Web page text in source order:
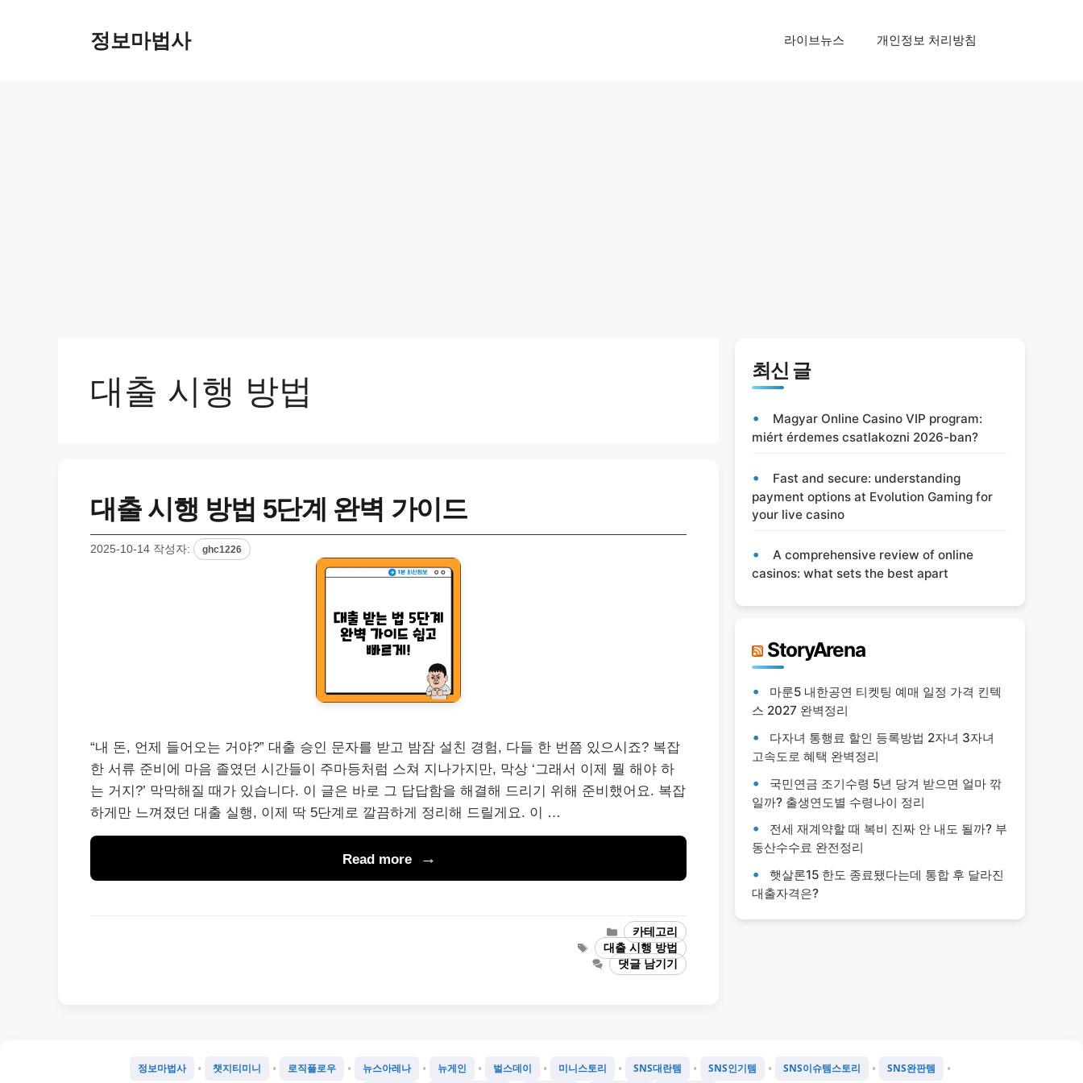
정보마법사 라이브뉴스 개인정보 처리방침
대출 시행 방법
대출 시행 방법 5단계 완벽 가이드
2025-10-14 작성자: ghc1226
“내 돈, 언제 들어오는 거야?” 대출 승인 문자를 받고 밤잠 설친 경험, 다들 한 번쯤 있으시죠? 복잡
한 서류 준비에 마음 졸였던 시간들이 주마등처럼 스쳐 지나가지만, 막상 ‘그래서 이제 뭘 해야 하
는 거지?’ 막막해질 때가 있습니다. 이 글은 바로 그 답답함을 해결해 드리기 위해 준비했어요. 복잡
하게만 느껴졌던 대출 실행, 이제 딱 5단계로 깔끔하게 정리해 드릴게요. 이 …
Read more
카
테
고
리
카테고리
태
그
대출 시행 방법
댓글 남기기
최신 글
Magyar Online Casino VIP program:
miért érdemes csatlakozni 2026-ban?
Fast and secure: understanding
payment options at Evolution Gaming for
your live casino
A comprehensive review of online
casinos: what sets the best apart
StoryArena
마룬5 내한공연 티켓팅 예매 일정 가격 킨텍
스 2027 완벽정리
다자녀 통행료 할인 등록방법 2자녀 3자녀
고속도로 혜택 완벽정리
국민연금 조기수령 5년 당겨 받으면 얼마 깎
일까? 출생연도별 수령나이 정리
전세 재계약할 때 복비 진짜 안 내도 될까? 부
동산수수료 완전정리
햇살론15 한도 종료됐다는데 통합 후 달라진
대출자격은?
정보마법사 • 챗지티미니 • 로직플로우 • 뉴스아레나 • 뉴게인 • 벌스데이 • 미니스토리 • SNS대란템 • SNS인기템 • SNS이슈템스토리 • SNS완판템 •